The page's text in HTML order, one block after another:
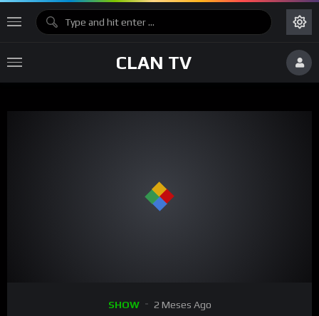
CLAN TV
SHOW 2 Meses Ago